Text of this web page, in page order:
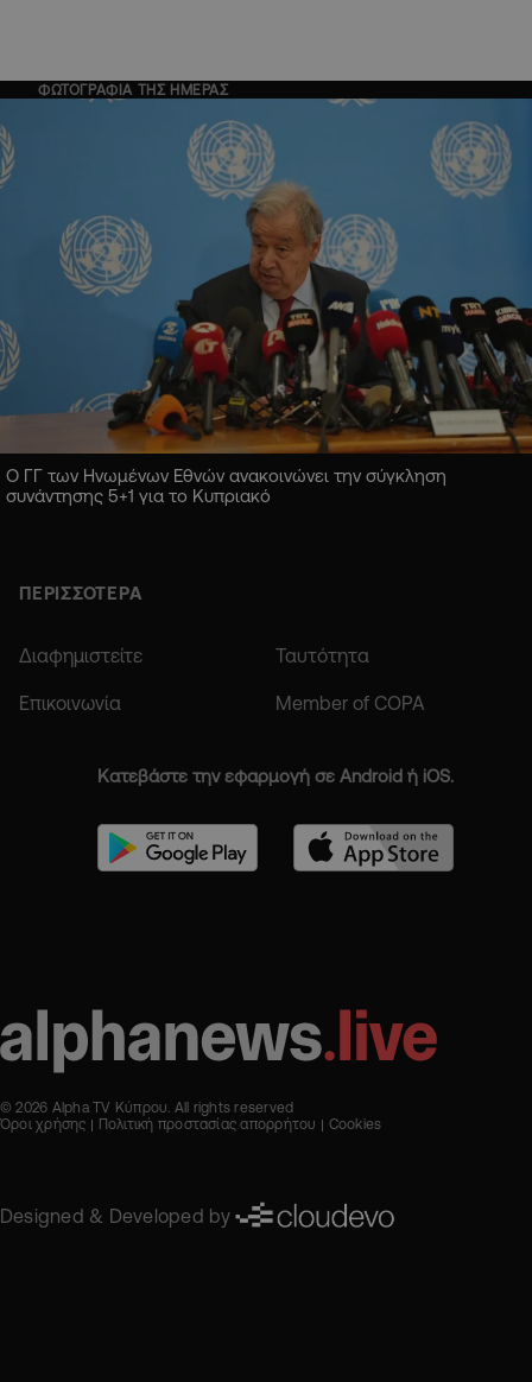
ΦΩΤΟΓΡΑΦΙΑ ΤΗΣ ΗΜΕΡΑΣ
Ο ΓΓ των Ηνωμένων Εθνών ανακοινώνει την σύγκληση
συνάντησης 5+1 για το Κυπριακό
ΠΕΡΙΣΣΟΤΕΡΑ
Διαφημιστείτε Ταυτότητα
Επικοινωνία Member of COPA
Κατεβάστε την εφαρμογή σε Android ή iOS.
© 2026 Alpha TV Κύπρου. All rights reserved
Όροι χρήσης
Πολιτική προστασίας απορρήτου Cookies
Designed & Developed by